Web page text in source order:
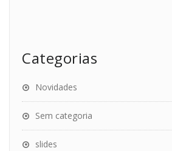
Categorias
Novidades
Sem categoria
slides